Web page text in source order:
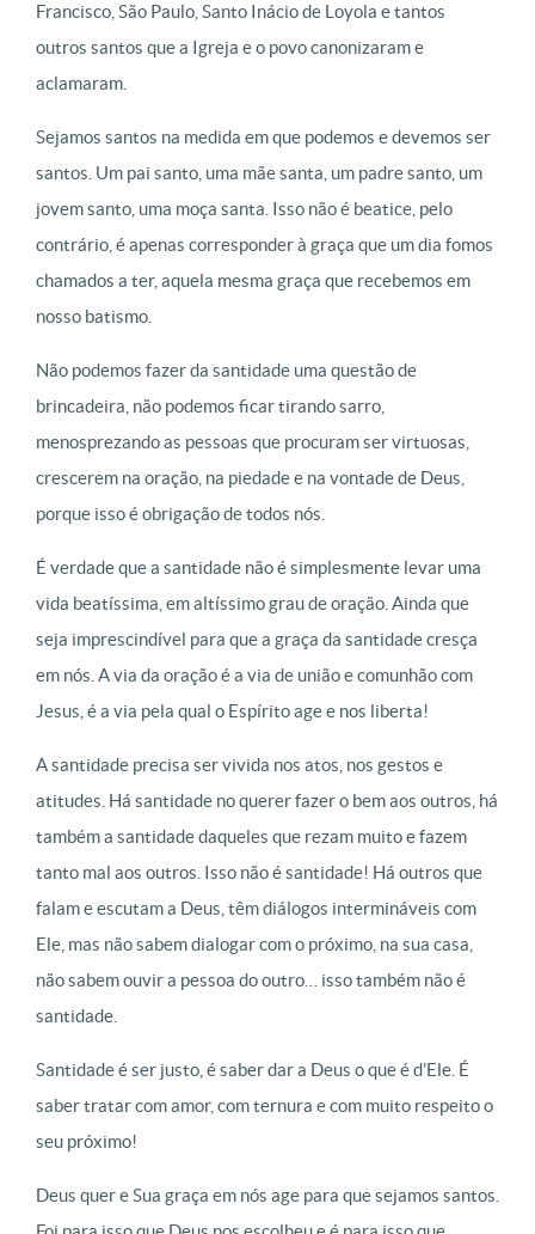
Francisco, São Paulo, Santo Inácio de Loyola e tantos
outros santos que a Igreja e o povo canonizaram e
aclamaram.
Sejamos santos na medida em que podemos e devemos ser
santos. Um pai santo, uma mãe santa, um padre santo, um
jovem santo, uma moça santa. Isso não é beatice, pelo
contrário, é apenas corresponder à graça que um dia fomos
chamados a ter, aquela mesma graça que recebemos em
nosso batismo.
Não podemos fazer da santidade uma questão de
brincadeira, não podemos ficar tirando sarro,
menosprezando as pessoas que procuram ser virtuosas,
crescerem na oração, na piedade e na vontade de Deus,
porque isso é obrigação de todos nós.
É verdade que a santidade não é simplesmente levar uma
vida beatíssima, em altíssimo grau de oração. Ainda que
seja imprescindível para que a graça da santidade cresça
em nós. A via da oração é a via de união e comunhão com
Jesus, é a via pela qual o Espírito age e nos liberta!
A santidade precisa ser vivida nos atos, nos gestos e
atitudes. Há santidade no querer fazer o bem aos outros, há
também a santidade daqueles que rezam muito e fazem
tanto mal aos outros. Isso não é santidade! Há outros que
falam e escutam a Deus, têm diálogos intermináveis com
Ele, mas não sabem dialogar com o próximo, na sua casa,
não sabem ouvir a pessoa do outro… isso também não é
santidade.
Santidade é ser justo, é saber dar a Deus o que é d’Ele. É
saber tratar com amor, com ternura e com muito respeito o
seu próximo!
Deus quer e Sua graça em nós age para que sejamos santos.